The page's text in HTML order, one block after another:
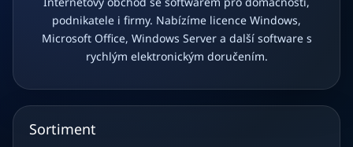
podnikatele i firmy. Nabízíme licence Windows,
Microsoft Office, Windows Server a další software s
rychlým elektronickým doručením.
Sortiment